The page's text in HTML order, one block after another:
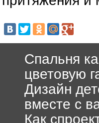
Спальня
цветовую
Дизайн
вместе с
Как